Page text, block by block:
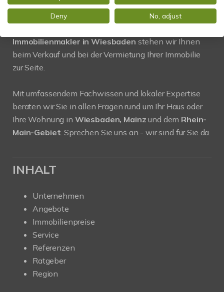
Immobilienmakler in Wiesbaden stehen wir Ihnen
beim Verkauf und bei der Vermietung Ihrer Immobilie
zur Seite.
Mit umfassendem Fachwissen und lokaler Expertise
beraten wir Sie in allen Fragen rund um Ihr Haus oder
Ihre Wohnung in Wiesbaden, Mainzund dem Rhein-
Main-Gebiet. Sprechen Sie uns an - wir sind für Sie da.
INHALT
Unternehmen
Angebote
Immobilienpreise
Service
Referenzen
Ratgeber
Region
Deny No, adjust